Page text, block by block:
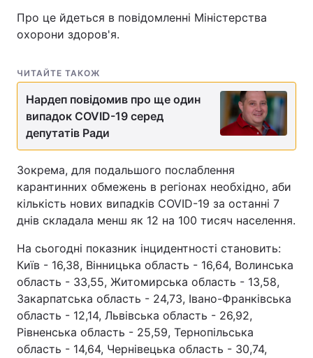
Про це йдеться в повідомленні Міністерства
охорони здоров'я.
ЧИТАЙТЕ ТАКОЖ
Нардеп повідомив про ще один
випадок COVID-19 серед
депутатів Ради
Зокрема, для подальшого послаблення
карантинних обмежень в регіонах необхідно, аби
кількість нових випадків COVID-19 за останні 7
днів складала менш як 12 на 100 тисяч населення.
На сьогодні показник інцидентності становить:
Київ - 16,38, Вінницька область - 16,64, Волинська
область - 33,55, Житомирська область - 13,58,
Закарпатська область - 24,73, Івано-Франківська
область - 12,14, Львівська область - 26,92,
Рівненська область - 25,59, Тернопільська
область - 14,64, Чернівецька область - 30,74,